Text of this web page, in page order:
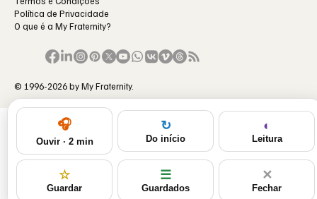
Política de Privacidade
O que é a My Fraternity?
© 1996-2026 by My Fraternity.
🎧
Ouvir · 2 min
↻
Do início
◐
Leitura
☆
Guardar
☰
Guardados
✕
Fechar